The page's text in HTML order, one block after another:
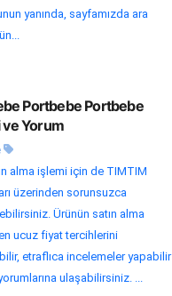
yanında, sayfamızda ara
Portbebe Portbebe
Yorum
alma işlemi için de TIMTIM
üzerinden sorunsuzca
Ürünün satın alma
ucuz fiyat tercihlerini
etraflıca incelemeler yapabilir
ulaşabilirsiniz. ...